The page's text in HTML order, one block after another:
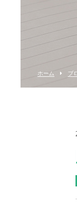
ホーム ブ